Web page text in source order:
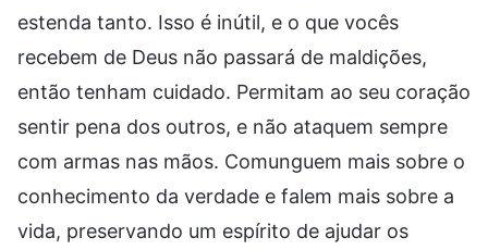
estenda tanto. Isso é inútil, e o que vocês
recebem de Deus não passará de maldições,
então tenham cuidado. Permitam ao seu coração
sentir pena dos outros, e não ataquem sempre
com armas nas mãos. Comunguem mais sobre o
conhecimento da verdade e falem mais sobre a
vida, preservando um espírito de ajudar os